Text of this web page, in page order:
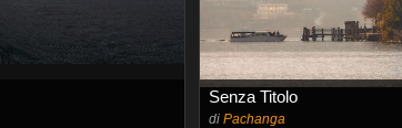
Senza Titolo
diPachanga